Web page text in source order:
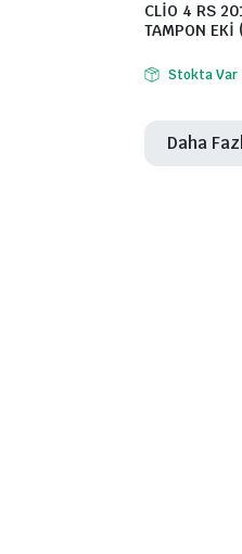
CLİO 4 RS
TAMPON EKİ
Stokta Var
Daha